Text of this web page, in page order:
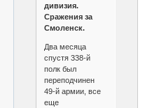
дивизия.
Сражения за
Смоленск.
Два месяца
спустя 338-й
полк был
переподчинен
49-й армии, все
еще